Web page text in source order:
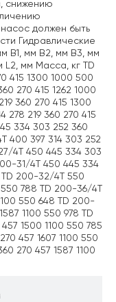
снижению
должен быть
Гидравлические
B1, мм B2, мм B3, мм
L2, мм Масса, кг TD
415 1300 1000 500
270 415 1262 1000
360 270 415 1300
219 360 270 415
334 303 252 360
400 397 314 303 252
4Т 450 445 334 303
31/4Т 450 445 334
TD 200-32/4Т 550
788 TD 200-36/4Т
550 648 TD 200-
1100 550 978 TD
1500 1100 550 785
457 1607 1100 550
270 457 1587 1100